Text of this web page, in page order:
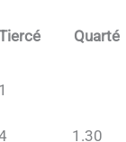
Quarté
1
1.30